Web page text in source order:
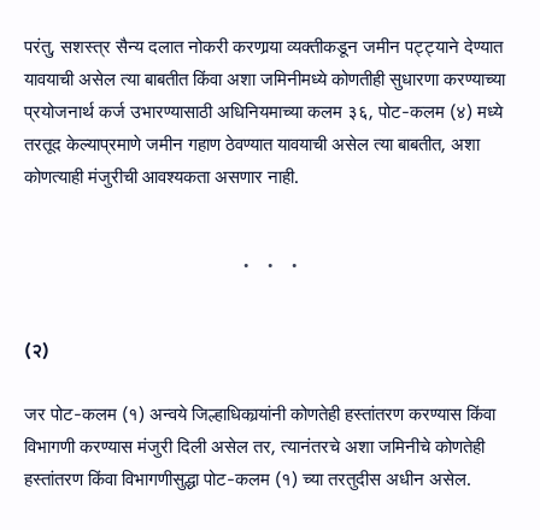
परंतु, सशस्त्र सैन्‍य दलात नोकरी करणार्‍या व्यक्तीकडून जमीन पट्ट्याने देण्यात
यावयाची असेल त्या बाबतीत किंवा अशा जमिनीमध्ये कोणतीही सुधारणा करण्याच्या
प्रयोजनार्थ कर्ज उभारण्यासाठी अधिनियमाच्या कलम ३६, पोट-कलम (४) मध्ये
तरतूद केल्याप्रमाणे जमीन गहाण ठेवण्यात यावयाची असेल त्या बाबतीत, अशा
कोणत्याही मंजुरीची आवश्यकता असणार नाही.
(२)
जर पोट-कलम (१) अन्वये जिल्हाधिकार्‍यांनी कोणतेही हस्तांतरण करण्यास किंवा
विभागणी करण्यास मंजुरी दिली असेल तर, त्यानंतरचे अशा जमिनीचे कोणतेही
हस्तांतरण किंवा विभागणीसुद्धा पोट-कलम (१) च्या तरतुदीस अधीन असेल.